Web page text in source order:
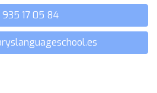
935 17 05 84